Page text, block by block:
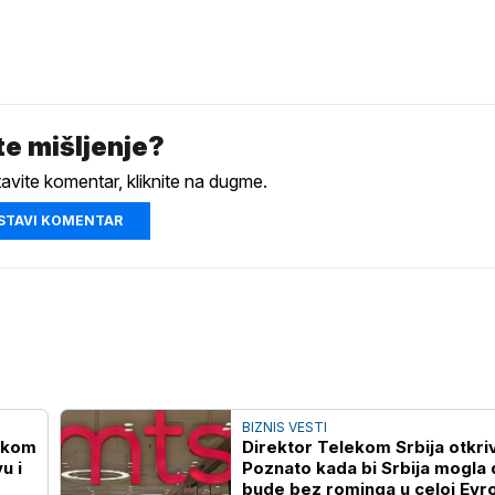
mišljenje?
komentar, kliknite na dugme.
KOMENTAR
i
BIZNIS VESTI
Direktor Telekom Srbija
Poznato kada bi Srbija mogla
bude bez rominga u celoj